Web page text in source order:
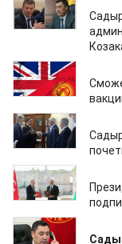
19.06.2021
17.06.2021
16.06.2021
14.06.2021